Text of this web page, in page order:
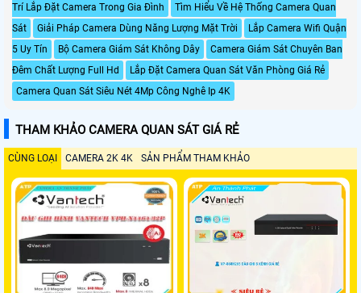
Trí Lắp Đặt Camera Trong Gia Đình
Tìm Hiểu Về Hệ Thống Camera Quan
Sát
Giải Pháp Camera Dùng Năng Lượng Mặt Trời
Lắp Camera Wifi Quận
5 Uy Tín
Bộ Camera Giám Sát Không Dây
Camera Giám Sát Chuyên Ban
Đêm Chất Lượng Full Hd
Lắp Đặt Camera Quan Sát Văn Phòng Giá Rẻ
Camera Quan Sát Siêu Nét 4Mp Công Nghê Ip 4K
THAM KHẢO CAMERA QUAN SÁT GIÁ RẺ
CÙNG LOẠI CAMERA 2K 4K SẢN PHẨM THAM KHẢO